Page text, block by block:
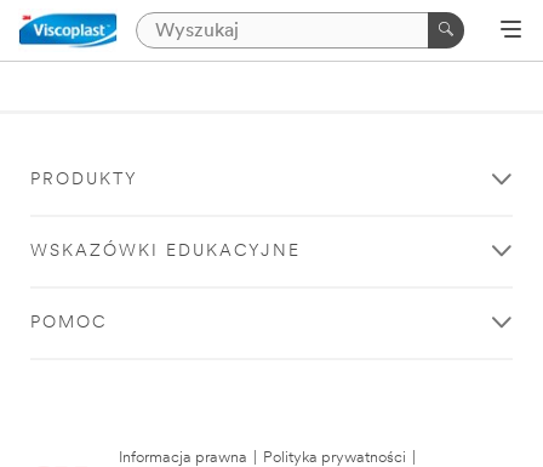
PRODUKTY
WSKAZÓWKI EDUKACYJNE
POMOC
Informacja prawna Polityka prywatności